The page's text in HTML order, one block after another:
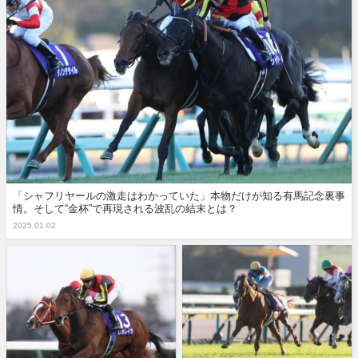
「シャフリヤールの激走はわかっていた」本物だけが知る有馬記念裏事
情。そして“金杯”で再現される波乱の結末とは？
2025.01.02